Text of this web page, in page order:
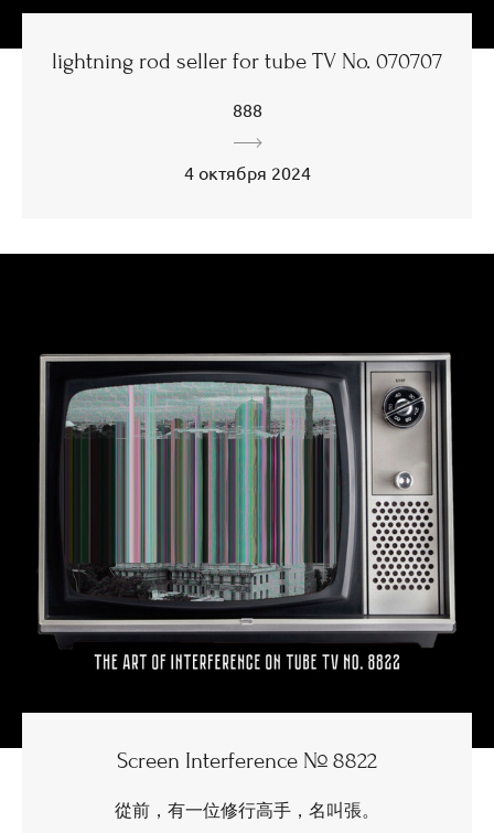
lightning rod seller for tube TV No. 070707
888
4 октября 2024
Screen Interference № 8822
從前，有一位修行高手，名叫張。